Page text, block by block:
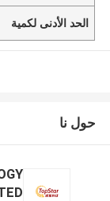
الحد الأدنى لكمية
حول نا